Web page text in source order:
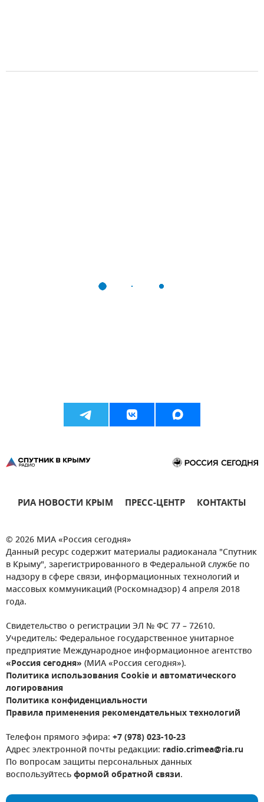
РИА НОВОСТИ КРЫМ ПРЕСС-ЦЕНТР КОНТАКТЫ
© 2026 МИА «Россия сегодня»
Данный ресурс содержит материалы радиоканала "Спутник
в Крыму", зарегистрированного в Федеральной службе по
надзору в сфере связи, информационных технологий и
массовых коммуникаций (Роскомнадзор) 4 апреля 2018
года.
Свидетельство о регистрации ЭЛ № ФС 77 – 72610.
Учредитель: Федеральное государственное унитарное
предприятие Международное информационное агентство
«Россия сегодня» (МИА «Россия сегодня»).
Политика использования Cookie и автоматического
логирования
Политика конфиденциальности
Правила применения рекомендательных технологий
Телефон прямого эфира: +7 (978) 023-10-23
Адрес электронной почты редакции: radio.crimea@ria.ru
По вопросам защиты персональных данных
воспользуйтесьформой обратной связи.